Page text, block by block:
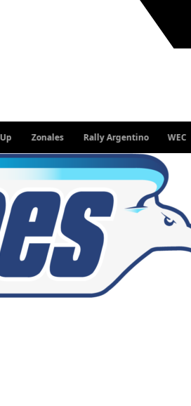
Rally Argentino WEC TC